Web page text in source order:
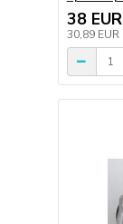
38 EUR
30,89 EUR